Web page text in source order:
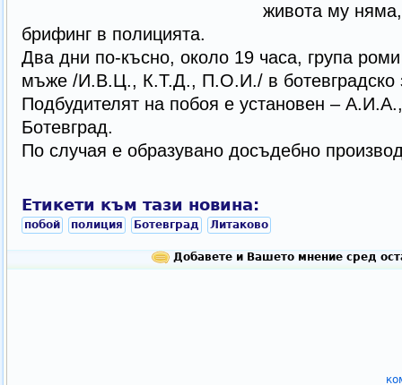
живота му
брифинг в полицията.
Два дни по-късно, около 19 часа, група
мъже /И.В.Ц., К.Т.Д., П.О.И./ в ботевградско
Подбудителят на побоя е установен –
Ботевград.
По случая е образувано досъдебно
Етикети към тази новина:
побой полиция Ботевград Литаково
Добавете и Вашето мнение сред